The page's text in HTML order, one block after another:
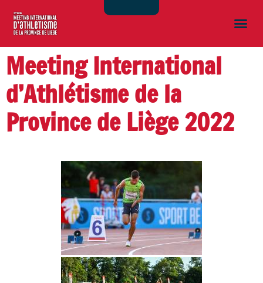
Meeting International
d’Athlétisme de la
Province de Liège 2022